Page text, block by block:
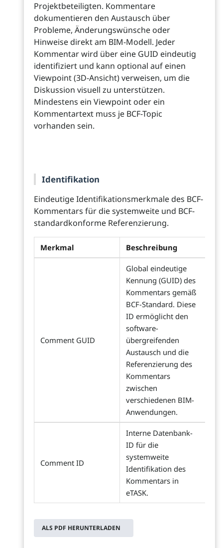
Projektbeteiligten. Kommentare
dokumentieren den Austausch über
Probleme, Änderungswünsche oder
Hinweise direkt am BIM-Modell. Jeder
Kommentar wird über eine GUID eindeutig
identifiziert und kann optional auf einen
Viewpoint (3D-Ansicht) verweisen, um die
Diskussion visuell zu unterstützen.
Mindestens ein Viewpoint oder ein
Kommentartext muss je BCF-Topic
vorhanden sein.
Identifikation
Eindeutige Identifikationsmerkmale des BCF-
Kommentars für die systemweite und BCF-
standardkonforme Referenzierung.
Merkmal Beschreibung
Comment GUID
Global eindeutige
Kennung (GUID) des
Kommentars gemäß
BCF-Standard. Diese
ID ermöglicht den
software-
übergreifenden
Austausch und die
Referenzierung des
Kommentars
zwischen
verschiedenen BIM-
Anwendungen.
Comment ID
Interne Datenbank-
ID für die
systemweite
Identifikation des
Kommentars in
eTASK.
ALS PDF HERUNTERLADEN